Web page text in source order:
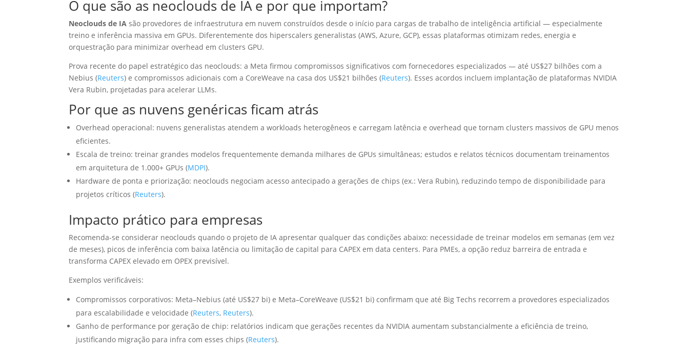
O que são as neoclouds de IA e por que importam?
Neoclouds de IA são provedores de infraestrutura em nuvem construídos desde o início para cargas de trabalho de inteligência artificial — especialmente
treino e inferência massiva em GPUs. Diferentemente dos hiperscalers generalistas (AWS, Azure, GCP), essas plataformas otimizam redes, energia e
orquestração para minimizar overhead em clusters GPU.
Prova recente do papel estratégico das neoclouds: a Meta firmou compromissos significativos com fornecedores especializados — até US$27 bilhões com a
Nebius (Reuters) e compromissos adicionais com a CoreWeave na casa dos US$21 bilhões (Reuters). Esses acordos incluem implantação de plataformas NVIDIA
Vera Rubin, projetadas para acelerar LLMs.
Por que as nuvens genéricas ficam atrás
Overhead operacional: nuvens generalistas atendem a workloads heterogêneos e carregam latência e overhead que tornam clusters massivos de GPU menos
eficientes.
Escala de treino: treinar grandes modelos frequentemente demanda milhares de GPUs simultâneas; estudos e relatos técnicos documentam treinamentos
em arquitetura de 1.000+ GPUs (MDPI).
Hardware de ponta e priorização: neoclouds negociam acesso antecipado a gerações de chips (ex.: Vera Rubin), reduzindo tempo de disponibilidade para
projetos críticos (Reuters).
Impacto prático para empresas
Recomenda-se considerar neoclouds quando o projeto de IA apresentar qualquer das condições abaixo: necessidade de treinar modelos em semanas (em vez
de meses), picos de inferência com baixa latência ou limitação de capital para CAPEX em data centers. Para PMEs, a opção reduz barreira de entrada e
transforma CAPEX elevado em OPEX previsível.
Exemplos verificáveis:
Compromissos corporativos: Meta–Nebius (até US$27 bi) e Meta–CoreWeave (US$21 bi) confirmam que até Big Techs recorrem a provedores especializados
para escalabilidade e velocidade (Reuters, Reuters).
Ganho de performance por geração de chip: relatórios indicam que gerações recentes da NVIDIA aumentam substancialmente a eficiência de treino,
justificando migração para infra com esses chips (Reuters).